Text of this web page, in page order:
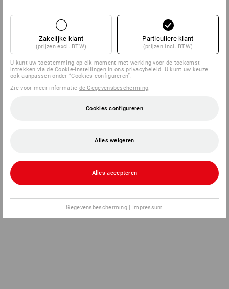
Zakelijke klant
(prijzen excl. BTW)
Particuliere klant
(prijzen incl. BTW)
U kunt uw toestemming op elk moment met werking voor de toekomst
intrekken via deCookie-instellingenin ons privacybeleid. U kunt uw keuze
ook aanpassen onder “Cookies configureren”.
Zie voor meer informatie de Gegevensbescherming
Cookies configureren
Alles weigeren
Alles accepteren
Gegevensbescherming | Impressum